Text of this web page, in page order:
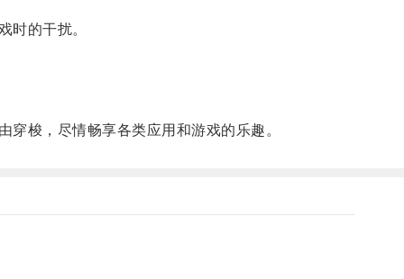
的干扰。
梭，尽情畅享各类应用和游戏的乐趣。